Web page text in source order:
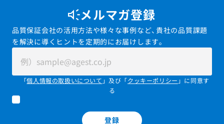
メルマガ登録
品質保証会社の活用方法や様々な事例など、貴社の品質課題
を解決に導くヒントを定期的にお届けします。
「個人情報の取扱いについて 」及び「クッキーポリシー 」に同意す
る
登録